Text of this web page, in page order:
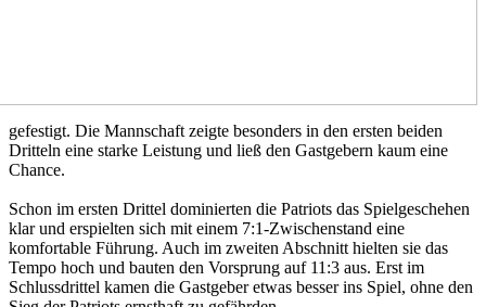
gefestigt. Die Mannschaft zeigte besonders in den ersten beiden
Dritteln eine starke Leistung und ließ den Gastgebern kaum eine
Chance.
Schon im ersten Drittel dominierten die Patriots das Spielgeschehen
klar und erspielten sich mit einem 7:1-Zwischenstand eine
komfortable Führung. Auch im zweiten Abschnitt hielten sie das
Tempo hoch und bauten den Vorsprung auf 11:3 aus. Erst im
Schlussdrittel kamen die Gastgeber etwas besser ins Spiel, ohne den